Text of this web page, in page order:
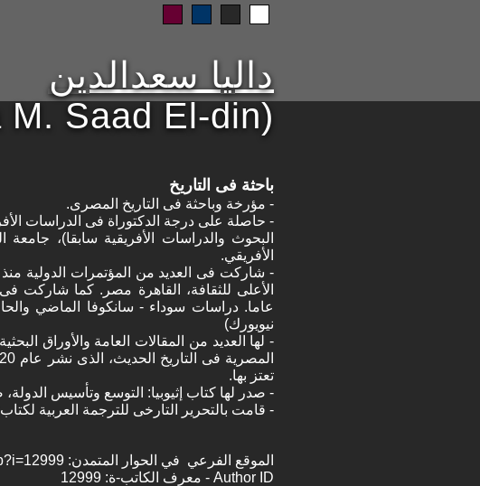
داليا سعدالدين
M. Saad El-din)
باحثة فى التاريخ
- مؤرخة وباحثة فى التاريخ المصرى.
- حاصلة على درجة الدكتوراة فى الدراسات
البحوث والدراسات الأفريقية سابقا)،
الأفريقي.
نيويورك)
- لها العديد من المقالات العامة والأوراق
تعتز بها.
- صدر لها كتاب إثيوبيا: التوسع وتأسيس الدولة، صادر عن الهيئة
- قامت بالتحرير التارخى للترجمة العربية
الموقع الفرعي في الحوار المتمدن: https://www.ahewar.org/m.asp?i=12999
Author ID - معرف الكاتب-ة: 12999